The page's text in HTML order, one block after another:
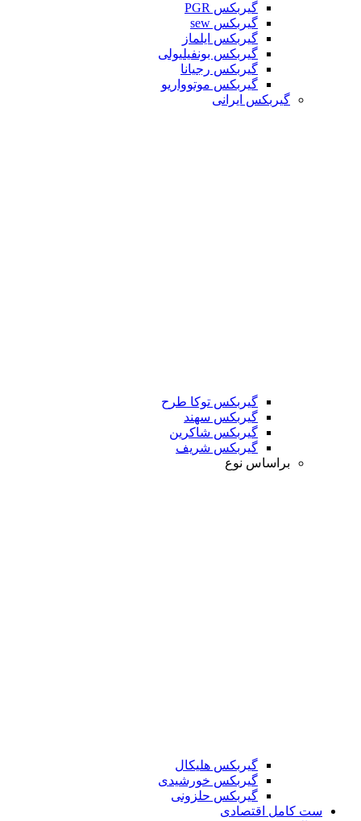
گیربکس PGR
گیربکس sew
گیربکس ایلماز
گیربکس بونفیلیولی
گیربکس رجیانا
گیربکس موتوواریو
گیربکس ایرانی
گیربکس توکا طرح
گیربکس سهند
گیربکس شاکرین
گیربکس شریف
براساس نوع
گیربکس هلیکال
گیربکس خورشیدی
گیربکس حلزونی
ست کامل اقتصادی